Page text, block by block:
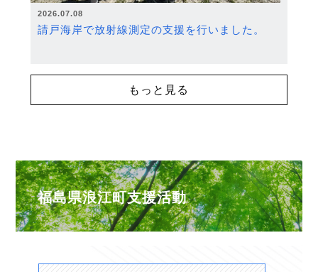
2026.07.08
請戸海岸で放射線測定の支援を行いました。
もっと見る
福島県浪江町支援活動